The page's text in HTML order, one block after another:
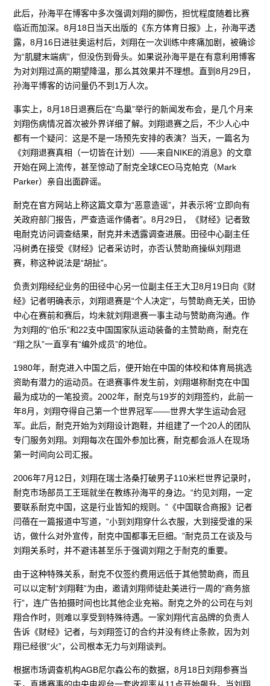
此后，孙海平在博客中多次强调刘翔的脚伤，担忧程度随着比赛
临近而加深。8月18日当天出版的《东方体育日报》上，孙海平透
露，8月16日进驻奥运村后，刘翔在一次训练中疼痛加剧，被确诊
为“肌腱末端病”，但没伤到骨头。如果说孙海平是在有意利用博客
为对刘翔过高的期望降温，那么其效果并不理想。直到8月29日，
孙海平博客的访问量仍不到1万人次。
事实上，8月18日退赛后在“鸟巢”举行的新闻发布会，是几个月来
刘翔伤病情况首次被外界详细了解。刘翔退赛之后，不少人心中
都有一个疑问：这是不是一场预先安排的表演？当天，一篇名为
《刘翔退赛真相（一切皆在计划）——来自NIKE的消息》的文章
开始在网上流传，甚至惊动了耐克全球CEO马克帕克（Mark
Parker）亲自出面辟谣。
耐克在官方网站上称这篇文章为“恶意造谣”，并表示将“立即向有
关政府部门报告，严查造谣作俑者”。8月29日，《财经》记者致
电耐克访问调查结果，耐克并未透露调查进展。田径中心副主任
冯树勇在接受《财经》记者采访时，亦否认赞助商操纵刘翔退
赛，称这种说法是“胡扯”。
负责刘翔经纪业务的田径中心另一位副主任王大卫8月19日向《财
经》记者明确表示，刘翔退赛是“个人决定”，与赞助商无关，田协
中心在赛前和赛后，均未就刘翔退赛一事主动与赞助商沟通。作
为刘翔的“伯乐”和22支中国国家队运动装备的主赞助商，耐克在
“翔之队”一直享有“编外成员”的地位。
1980年，耐克进入中国之后，便开始在中国的体校和体育局挑选
资助有潜力的运动员。在退赛事件发生前，刘翔堪称耐克在中国
最为成功的一笔投资。2002年，耐克与19岁的刘翔签约，此前一
年8月，刘翔夺得自己第一个世界冠军——世界大学生运动会冠
军。此后，耐克开始为刘翔设计跑鞋，并组建了一个20人的团队
专门服务刘翔。刘翔每次在国外参加比赛，耐克都会派人在现场
第一时间向公司汇报。
2006年7月12日，刘翔在瑞士洛桑打破男子110米栏世界记录时，
耐克市场部员工王瑶就坐在教练孙海平的身边。“约见刘翔，一定
要联系耐克中国，这是行业皆知的规则。”《中国联合商报》记者
闫蓓在一篇报道中写道，“小到刘翔穿什么衣服，大到接受谁的采
访，做什么对外宣传，耐克中国都事无巨细。”耐克员工在谈及与
刘翔关系时，并不避讳甚至乐于强调刘翔之于耐克的重要。
由于这种特殊关系，耐克不仅签约费用远低于其他赞助商，而且
可以以定制“刘翔鞋”为由，邀请刘翔师徒赴美进行一周的“商务旅
行”，连广告拍摄时间也比其他企业充裕。耐克之外的公司在与刘
翔合作时，则难以享受到特殊待遇。一家刘翔代言品牌的负责人
告诉《财经》记者，与刘翔签订的合约并没有终止条款，因为刘
翔已经很“火”，公司根本无力与刘翔谈判。
根据市场调查机构AGB尼尔森公布的数据，8月18日刘翔参赛当